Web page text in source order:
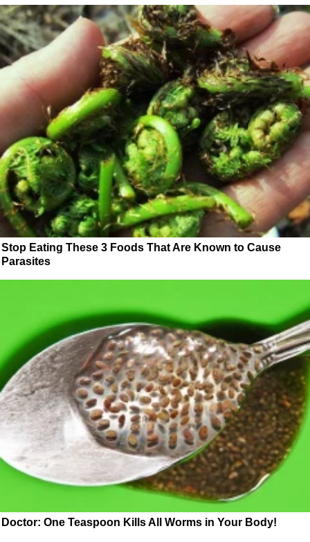
Stop Eating These 3 Foods That Are Known to Cause
Parasites
Doctor: One Teaspoon Kills All Worms in Your Body!